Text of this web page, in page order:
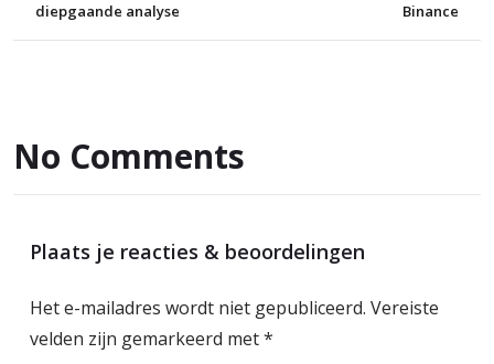
diepgaande analyse Binance
No Comments
Plaats je reacties & beoordelingen
Het e-mailadres wordt niet gepubliceerd. Vereiste
velden zijn gemarkeerd met*